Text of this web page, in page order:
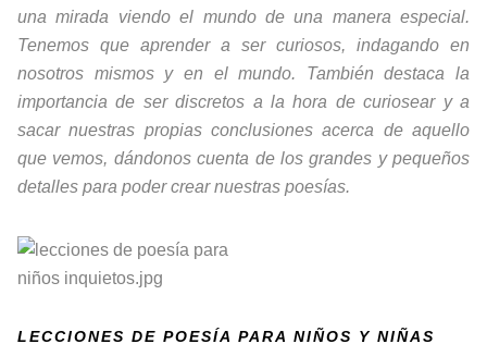
una mirada viendo el mundo de una manera especial.
Tenemos que aprender a ser curiosos, indagando en
nosotros mismos y en el mundo. También destaca la
importancia de ser discretos a la hora de curiosear y a
sacar nuestras propias conclusiones acerca de aquello
que vemos, dándonos cuenta de los grandes y pequeños
detalles para poder crear nuestras poesías.
LECCIONES DE POESÍA PARA NIÑOS Y NIÑAS